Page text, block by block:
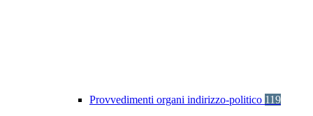
Provvedimenti organi indirizzo-politico 119